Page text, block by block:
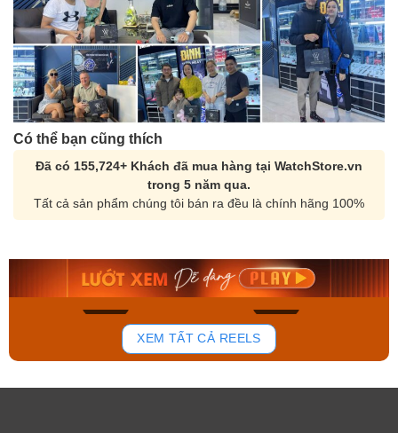
Có thể bạn cũng thích
Đã có 155,724+ Khách đã mua hàng tại WatchStore.vn
trong 5 năm qua.
Tất cả sản phẩm chúng tôi bán ra đều là chính hãng 100%
172
Orient Nam RA-
Mua ngay
Casio Nam MTS-
Mua ngay
XEM TẤT CẢ REELS